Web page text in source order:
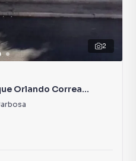
2
Orlando Correa